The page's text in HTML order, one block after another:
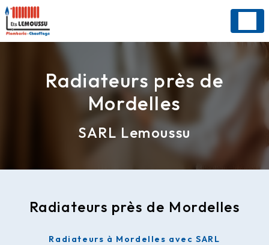
Radiateurs près de
Mordelles
SARL Lemoussu
Radiateurs près de Mordelles
Radiateurs à Mordelles avec SARL
Panneau de gestion des cookies